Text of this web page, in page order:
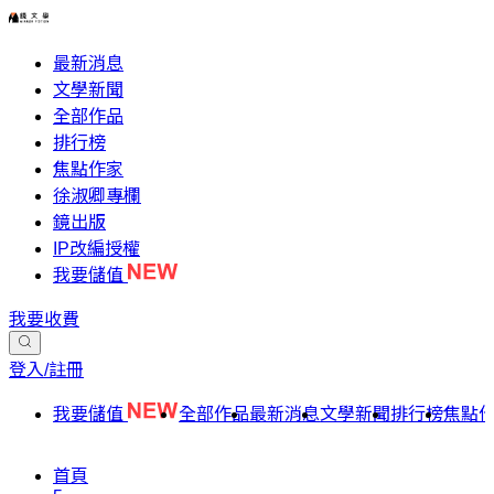
最新消息
文學新聞
全部作品
排行榜
焦點作家
徐淑卿專欄
鏡出版
IP改編授權
我要儲值
我要收費
登入/註冊
我要儲值 全部作品最新消息文學新聞排行榜焦點
首頁